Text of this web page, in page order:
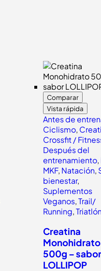
Comparar
Vista rápida
Antes de
Ciclismo,
Crossfit /
Después del
entrenamiento,
MKF, Natación,
bienestar,
Suplementos
Veganos,Trail/
Running,
Creatina
Monohidrato
500g – sabor
LOLLIPOP